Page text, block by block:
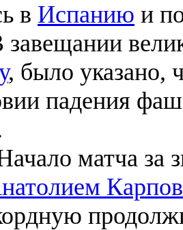
в Испанию и
завещании
, было указано,
падения
матча за